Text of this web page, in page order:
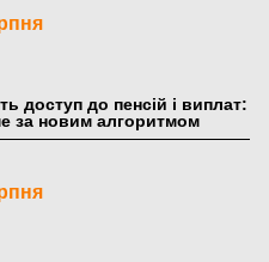
доступ до пенсій і виплат:
за новим алгоритмом